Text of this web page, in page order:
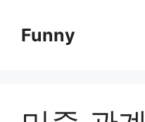
contentFunny